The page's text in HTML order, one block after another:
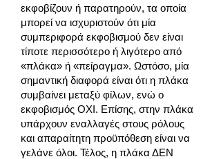
εκφοβίζουν ή παρατηρούν, τα οποία
μπορεί να ισχυριστούν ότι μία
συμπεριφορά εκφοβισμού δεν είναι
τίποτε περισσότερο ή λιγότερο από
«πλάκα» ή «πείραγμα». Ωστόσο, μία
σημαντική διαφορά είναι ότι η πλάκα
συμβαίνει μεταξύ φίλων, ενώ ο
εκφοβισμός ΟΧΙ. Επίσης, στην πλάκα
υπάρχουν εναλλαγές στους ρόλους
και απαραίτητη προϋπόθεση είναι να
γελάνε όλοι. Τέλος, η πλάκα ΔΕΝ